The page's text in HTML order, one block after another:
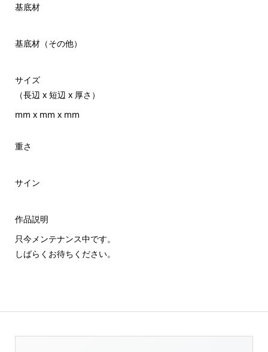
基底材
基底材（その他）
サイズ
（長辺 x 短辺 x 厚さ）
mm x mm x mm
重さ
サイン
作品説明
只今メンテナンス中です。
しばらくお待ちください。